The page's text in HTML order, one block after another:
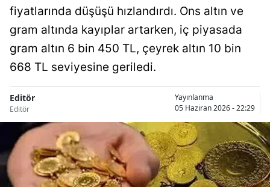
fiyatlarında düşüşü hızlandırdı. Ons altın ve
gram altında kayıplar artarken, iç piyasada
gram altın 6 bin 450 TL, çeyrek altın 10 bin
668 TL seviyesine geriledi.
Editör
Editör
Yayınlanma
05 Haziran 2026 - 22:29